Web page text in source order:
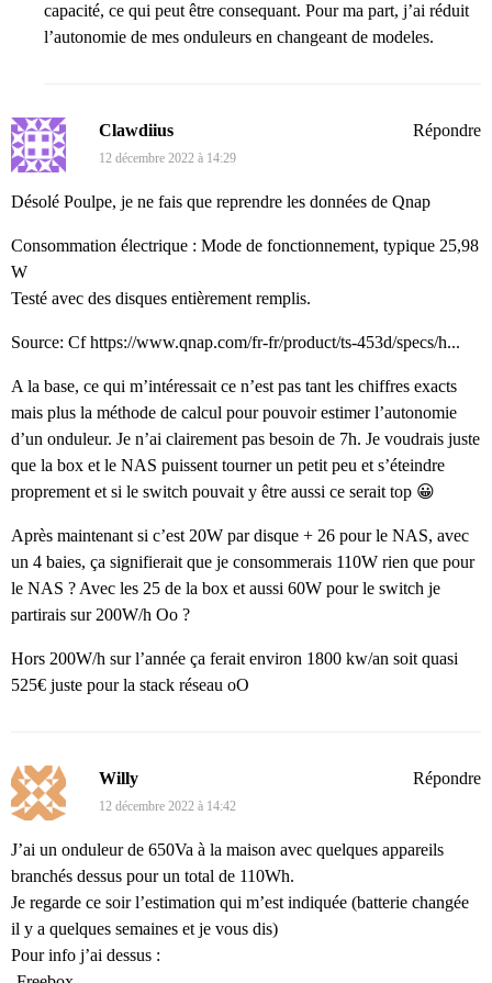
capacité, ce qui peut être consequant. Pour ma part, j’ai réduit
l’autonomie de mes onduleurs en changeant de modeles.
Clawdiius
12 décembre 2022 à 14:29
Désolé Poulpe, je ne fais que reprendre les données de Qnap
Consommation électrique : Mode de fonctionnement, typique 25,98
W
Testé avec des disques entièrement remplis.
Source: Cfhttps://www.qnap.com/fr-fr/product/ts-453d/specs/h...
A la base, ce qui m’intéressait ce n’est pas tant les chiffres exacts
mais plus la méthode de calcul pour pouvoir estimer l’autonomie
d’un onduleur. Je n’ai clairement pas besoin de 7h. Je voudrais juste
que la box et le NAS puissent tourner un petit peu et s’éteindre
proprement et si le switch pouvait y être aussi ce serait top 😀
Après maintenant si c’est 20W par disque + 26 pour le NAS, avec
un 4 baies, ça signifierait que je consommerais 110W rien que pour
le NAS ? Avec les 25 de la box et aussi 60W pour le switch je
partirais sur 200W/h Oo ?
Hors 200W/h sur l’année ça ferait environ 1800 kw/an soit quasi
525€ juste pour la stack réseau oO
Répondre
Willy
12 décembre 2022 à 14:42
J’ai un onduleur de 650Va à la maison avec quelques appareils
branchés dessus pour un total de 110Wh.
Je regarde ce soir l’estimation qui m’est indiquée (batterie changée
il y a quelques semaines et je vous dis)
Pour info j’ai dessus :
Répondre